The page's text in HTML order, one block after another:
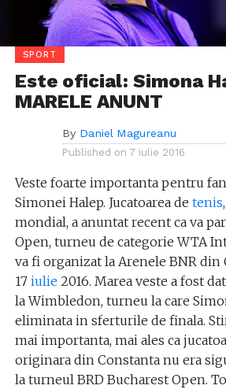
SPORT
Este oficial: Simona
MARELE ANUNT
By Daniel Magureanu
Published on 7 iulie 2016
Veste foarte importanta pentru
Simonei Halep. Jucatoarea de tenis
mondial, a anuntat recent ca va
Open, turneu de categorie WTA
va fi organizat la Arenele BNR din
17 iulie2016. Marea veste a fost
la Wimbledon, turneu la care
eliminata in sferturile de finala.
mai importanta, mai ales ca
originara din Constanta nu era
la turneul BRD Bucharest Open.